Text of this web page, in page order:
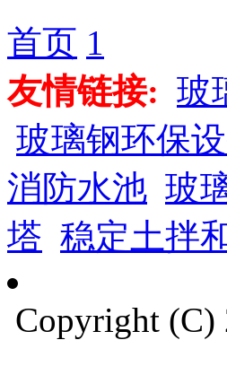
首页 1
友情链接: 玻
玻璃钢环保
消防水池 玻
塔 稳定土拌
Copyright (C)